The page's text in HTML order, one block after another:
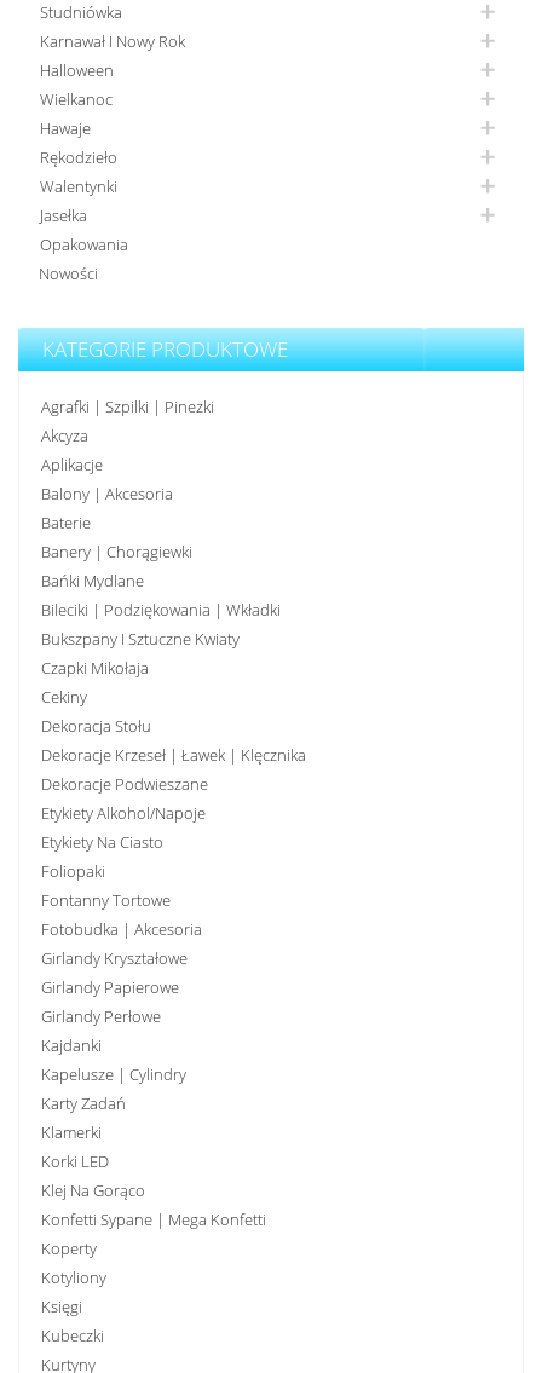
Studniówka
Karnawał I Nowy Rok
Halloween
Wielkanoc
Hawaje
Rękodzieło
Walentynki
Jasełka
Opakowania
Nowości
KATEGORIE PRODUKTOWE
Agrafki | Szpilki | Pinezki
Akcyza
Aplikacje
Balony | Akcesoria
Baterie
Banery | Chorągiewki
Bańki Mydlane
Bileciki | Podziękowania | Wkładki
Bukszpany I Sztuczne Kwiaty
Czapki Mikołaja
Cekiny
Dekoracja Stołu
Dekoracje Krzeseł | Ławek | Klęcznika
Dekoracje Podwieszane
Etykiety Alkohol/Napoje
Etykiety Na Ciasto
Foliopaki
Fontanny Tortowe
Fotobudka | Akcesoria
Girlandy Kryształowe
Girlandy Papierowe
Girlandy Perłowe
Kajdanki
Kapelusze | Cylindry
Karty Zadań
Klamerki
Korki LED
Klej Na Gorąco
Konfetti Sypane | Mega Konfetti
Koperty
Kotyliony
Księgi
Kubeczki
Kurtyny